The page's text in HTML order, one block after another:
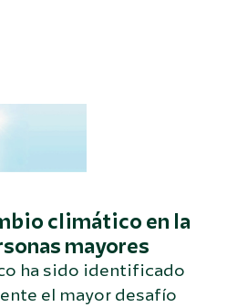
climático en la
mayores
ha sido identificado
el mayor desafío